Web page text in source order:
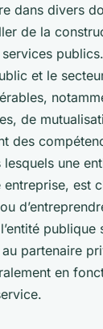
dans divers
de la
et le
de
des
une
entreprise, est
publique
partenaire
en